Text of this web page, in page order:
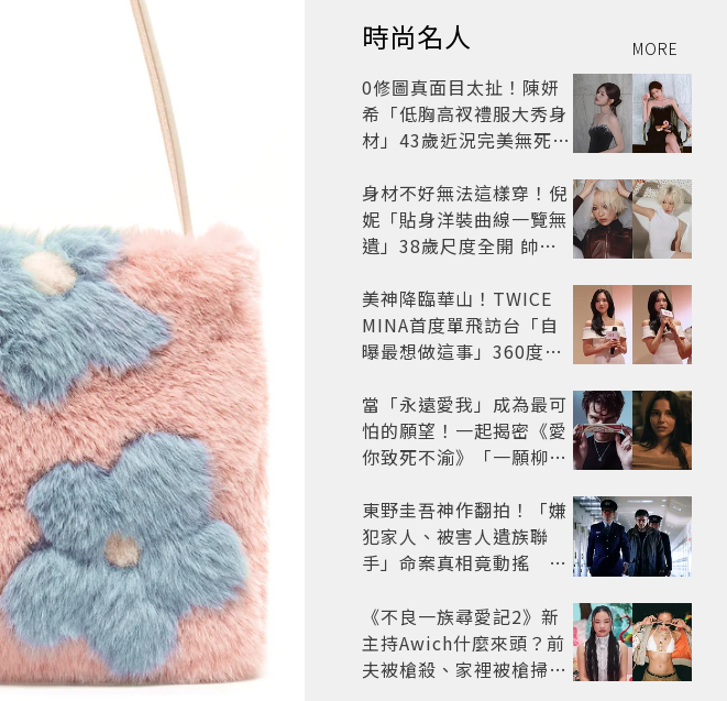
路
時尚名人 MORE
0修圖真面目太扯！陳妍
希「低胸高衩禮服大秀身
材」43歲近況完美無死角
身材不好無法這樣穿！倪
妮「貼身洋裝曲線一覽無
遺」38歲尺度全開 帥氣
美神降臨華山！TWICE
MINA首度單飛訪台「自
曝最想做這事」360度0
開
當「永遠愛我」成為最可
怕的願望！一起揭密《愛
你致死不渝》「一願柳」
路
東野圭吾神作翻拍！「嫌
犯家人、被害人遺族聯
手」命案真相竟動搖
框架展開
《不良一族尋愛記2》新
主持Awich什麼來頭？前
夫被槍殺、家裡被槍掃射